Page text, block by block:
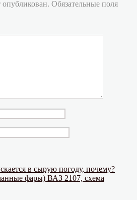
опубликован. Обязательные поля
в сырую погоду, почему?
фары) ВАЗ 2107, схема